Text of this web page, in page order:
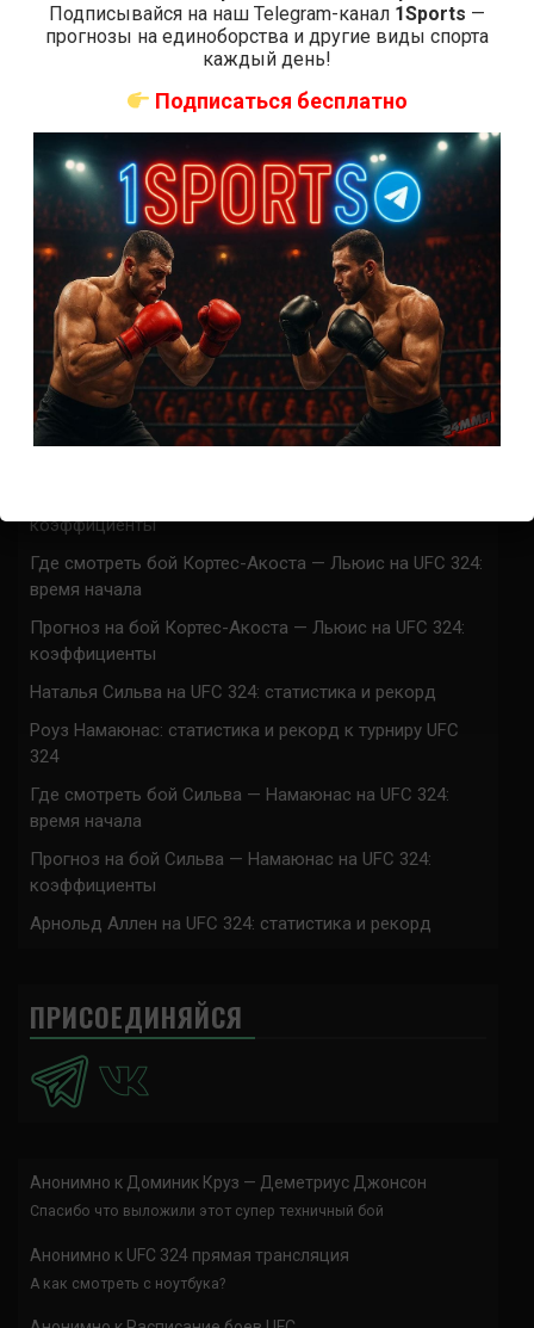
СВЕЖИЕ ЗАПИСИ
ACA 200 прямая трансляция
Марафон боев UFC 325 прямая трансляция
UFC 324 прямая трансляция
Марафон боев UFC 324 прямая трансляция
Где смотреть бой Гэтжи — Пимблетт на UFC 324:
время начала
Где смотреть бой О’Мэлли — Ядонг на UFC 324: время
начала
Прогноз на бой Гэтжи — Пимблетт на UFC 324:
коэффициенты
Где смотреть бой Кортес-Акоста — Льюис на UFC 324:
время начала
Прогноз на бой Кортес-Акоста — Льюис на UFC 324:
коэффициенты
Наталья Сильва на UFC 324: статистика и рекорд
Роуз Намаюнас: статистика и рекорд к турниру UFC
324
Где смотреть бой Сильва — Намаюнас на UFC 324:
время начала
Прогноз на бой Сильва — Намаюнас на UFC 324:
коэффициенты
Арнольд Аллен на UFC 324: статистика и рекорд
ПРИСОЕДИНЯЙСЯ
Анонимно к Доминик Круз — Деметриус Джонсон
Спасибо что выложили этот супер техничный бой
Анонимно к UFC 324 прямая трансляция
А как смотреть с ноутбука?
Подписывайся на наш Telegram-канал 1Sports —
прогнозы на единоборства и другие виды спорта
каждый день!
Подписаться бесплатно